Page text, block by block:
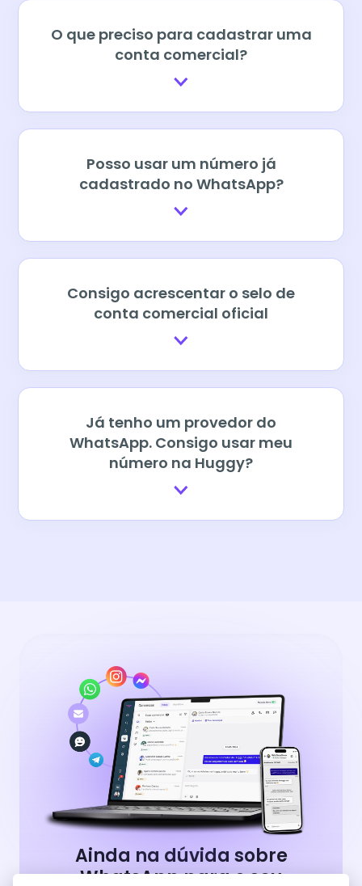
O que preciso para cadastrar uma
conta comercial?
Posso usar um número já
cadastrado no WhatsApp?
Consigo acrescentar o selo de
conta comercial oficial
Já tenho um provedor do
WhatsApp. Consigo usar meu
número na Huggy?
Ainda na dúvida sobre
WhatsApp para o seu